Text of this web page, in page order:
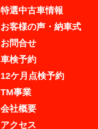
特選中古車情報
お客様の声・納車式
お問合せ
車検予約
12ケ月点検予約
TM事業
会社概要
アクセス